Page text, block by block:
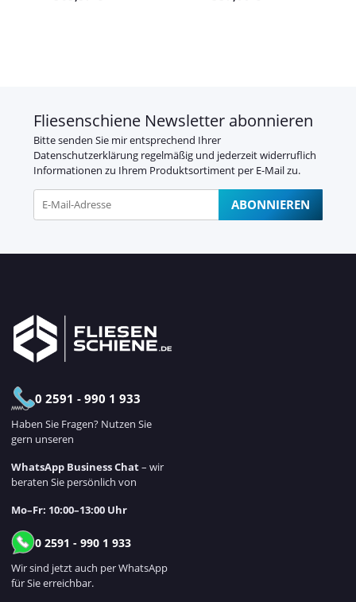
Fliesenschiene Newsletter abonnieren
Bitte senden Sie mir entsprechend Ihrer
Datenschutzerklärung regelmäßig und jederzeit widerruflich
Informationen zu Ihrem Produktsortiment per E-Mail zu.
ABONNIEREN
0 2591 - 990 1 933
Haben Sie Fragen? Nutzen Sie
gern unseren
WhatsApp Business Chat– wir
beraten Sie persönlich von
Mo–Fr: 10:00–13:00 Uhr
0 2591 - 990 1 933
Wir sind jetzt auch per WhatsApp
für Sie erreichbar.